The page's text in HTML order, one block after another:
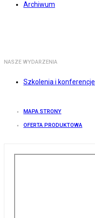
Archiwum
NASZE WYDARZENIA
Szkolenia i konferencje
MAPA STRONY
OFERTA PRODUKTOWA